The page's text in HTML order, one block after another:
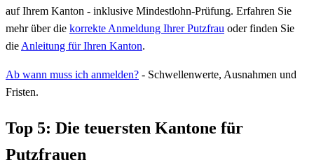
auf Ihrem Kanton - inklusive Mindestlohn-Prüfung. Erfahren Sie
mehr über die korrekte Anmeldung Ihrer Putzfrau oder finden Sie
die Anleitung für Ihren Kanton.
Ab wann muss ich anmelden? - Schwellenwerte, Ausnahmen und
Fristen.
Top 5: Die teuersten Kantone für
Putzfrauen